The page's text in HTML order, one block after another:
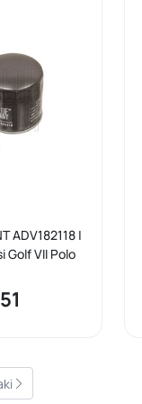
ADV182118 |
Golf VII Polo